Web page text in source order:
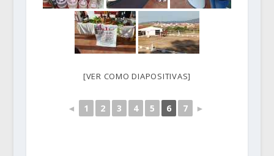
[VER COMO DIAPOSITIVAS]
◄ 1 2 3 4 5 6 7 ►